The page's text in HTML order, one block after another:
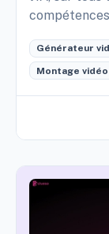
Générateur
Montage vidéo